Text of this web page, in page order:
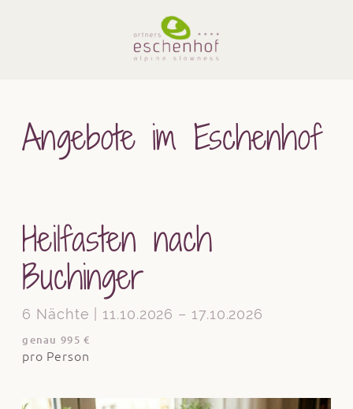
Angebote im Eschenhof
Heilfasten nach
Buchinger
6 Nächte | 11.10.2026 – 17.10.2026
genau 995 €
pro Person